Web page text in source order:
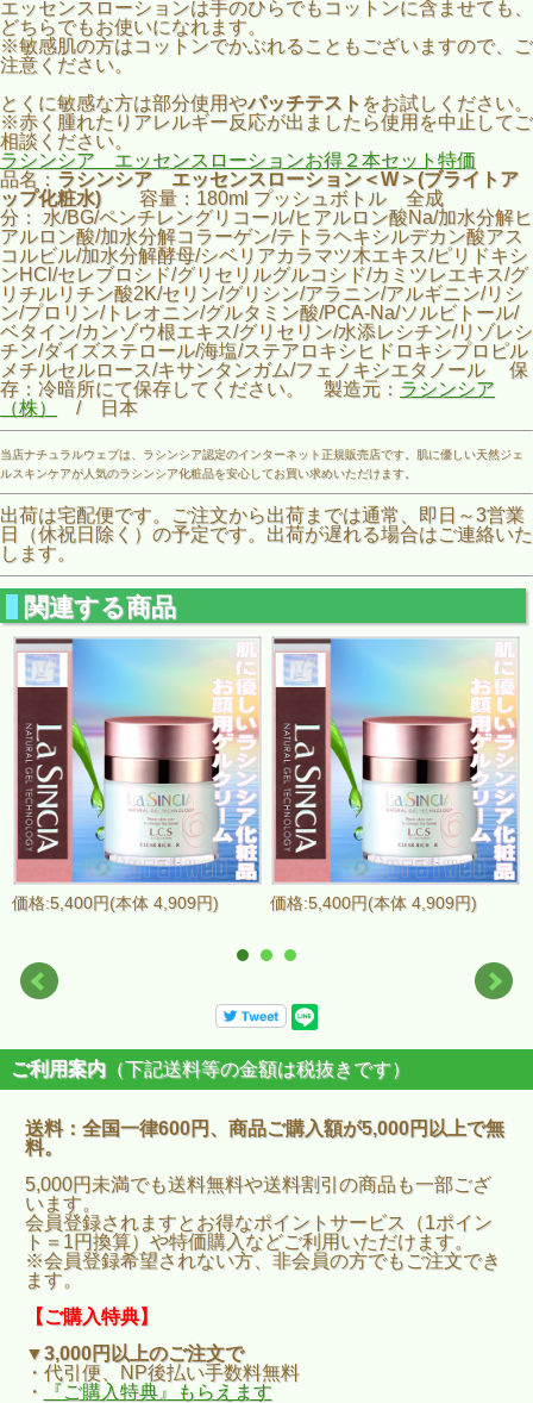
エッセンスローションは手のひらでもコットンに含ませても、
どちらでもお使いになれます。
※敏感肌の方はコットンでかぶれることもございますので、ご
注意ください。
とくに敏感な方は部分使用やパッチテスト をお試しください。
※赤く腫れたりアレルギー反応が出ましたら使用を中止してご
相談ください。
ラシンシア エッセンスローションお得２本セット特価
品名： ラシンシア エッセンスローション＜W＞(ブライトア
ップ化粧水)容量：180ml プッシュボトル 全成
分： 水/BG/ペンチレングリコール/ヒアルロン酸Na/加水分解ヒ
アルロン酸/加水分解コラーゲン/テトラヘキシルデカン酸アス
コルビル/加水分解酵母/シベリアカラマツ木エキス/ピリドキシ
ンHCl/セレブロシド/グリセリルグルコシド/カミツレエキス/グ
リチルリチン酸2K/セリン/グリシン/アラニン/アルギニン/リシ
ン/プロリン/トレオニン/グルタミン酸/PCA-Na/ソルビトール/
ベタイン/カンゾウ根エキス/グリセリン/水添レシチン/リゾレシ
チン/ダイズステロール/海塩/ステアロキシヒドロキシプロピル
メチルセルロース/キサンタンガム/フェノキシエタノール 保
存：冷暗所にて保存してください。 製造元： ラシンシア
（株）
/ 日本
当店ナチュラルウェブは、ラシンシア認定のインターネット正規販売店です。肌に優しい天然ジェ
ルスキンケアが人気のラシンシア化粧品を安心してお買い求めいただけます。
出荷は宅配便です。ご注文から出荷までは通常、即日～3営業
日（休祝日除く）の予定です。出荷が遅れる場合はご連絡いた
します。
関連する商品
価格:5,400円(本体 4,909円) 価格:5,400円(本体 4,909円)
ご利用案内 （下記送料等の金額は税抜きです）
送料：全国一律600円、商品ご購入額が5,000円以上で無
料。
5,000円未満でも送料無料や送料割引の商品も一部ござ
います。
会員登録されますとお得なポイントサービス（1ポイン
ト＝1円換算）や特価購入などご利用いただけます。
※会員登録希望されない方、非会員の方でもご注文でき
ます。
【ご購入特典】
▼3,000円以上のご注文で
・代引便、NP後払い手数料無料
・
『ご購入特典』もらえます